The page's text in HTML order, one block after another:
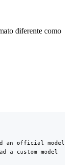
diferente como
an official model
a custom model